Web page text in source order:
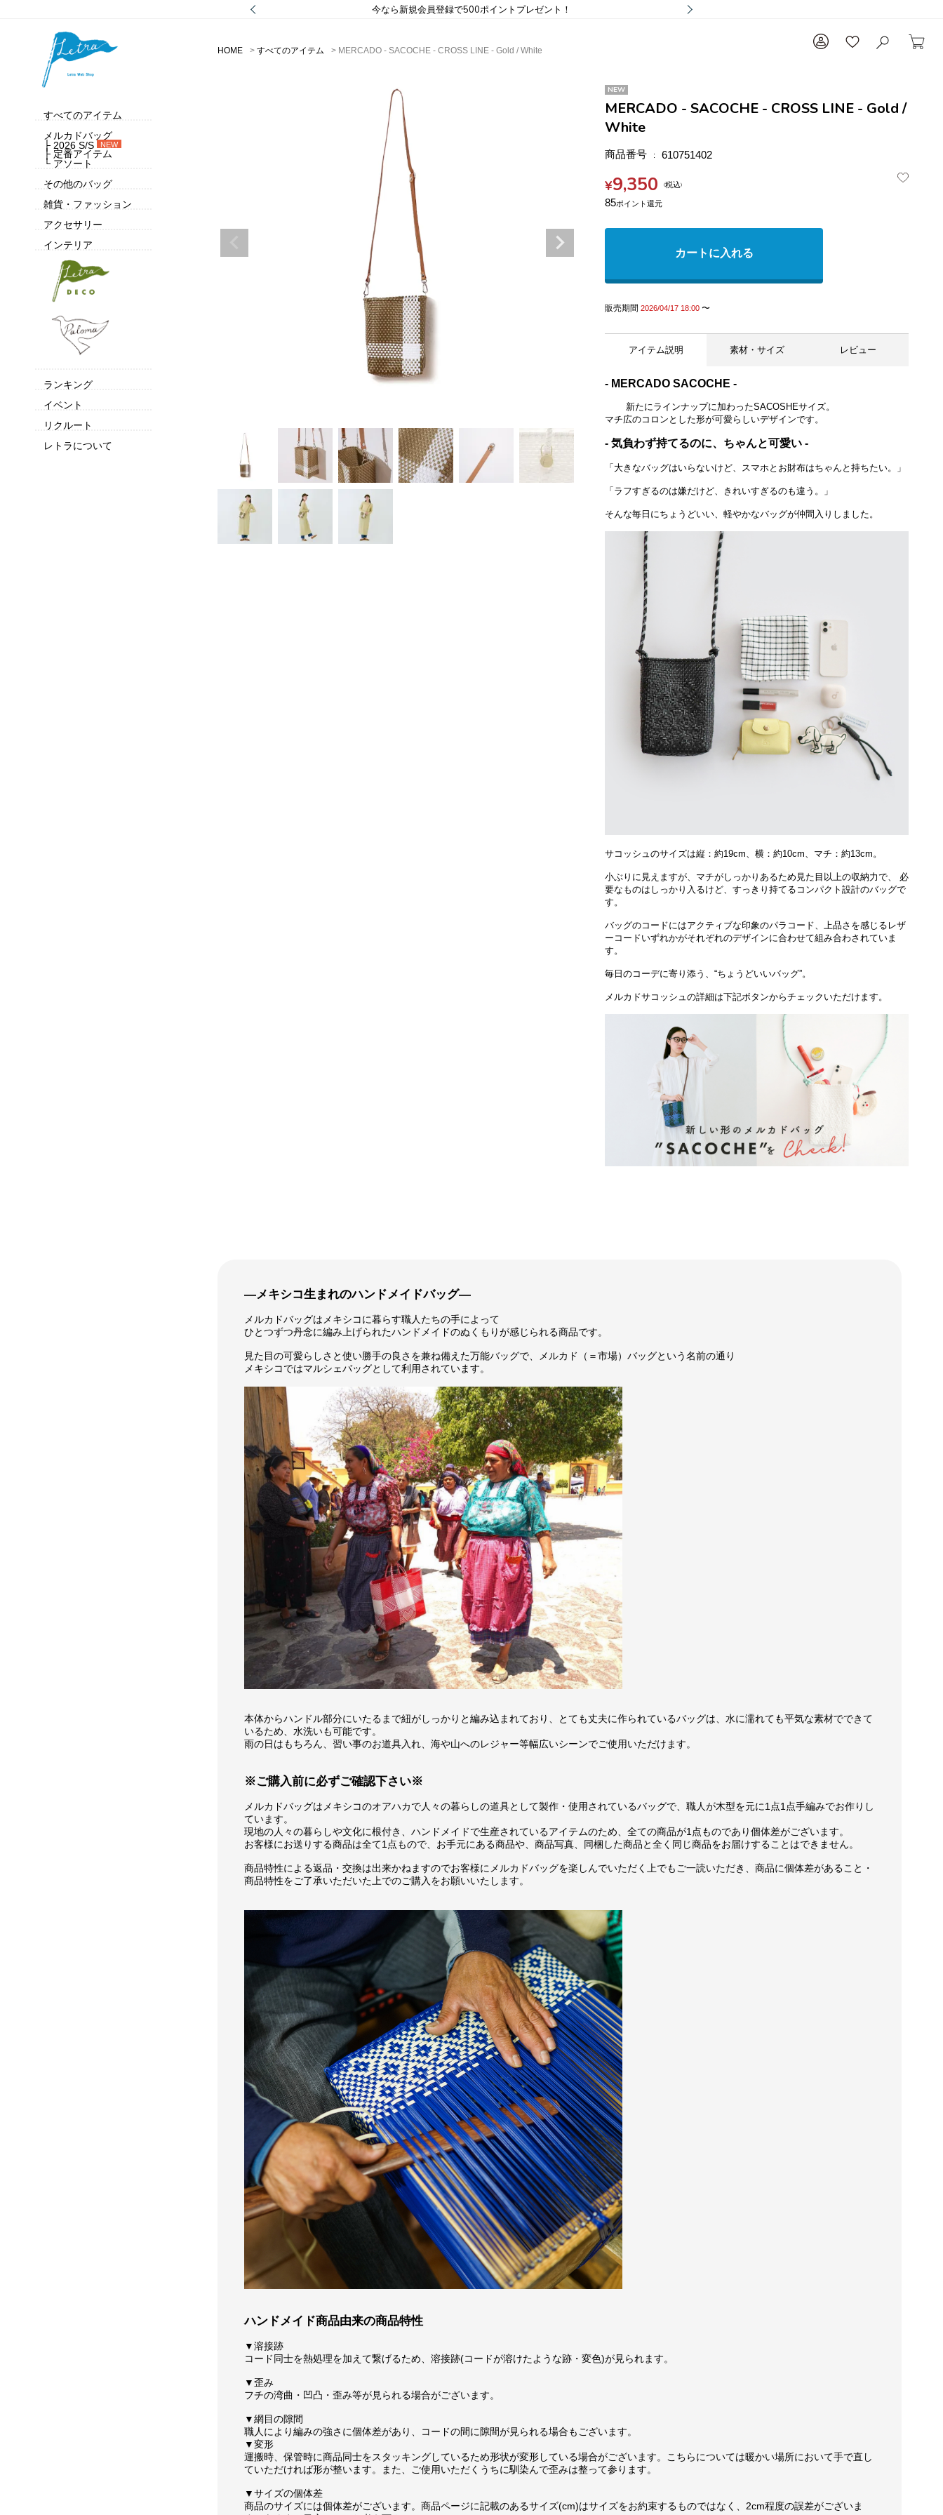
今なら新規会員登録で500ポイントプレゼント！
すべてのアイテム
メルカドバッグ
├ 2026 S/S
NEW
├ 定番アイテム
└ アソート
その他のバッグ
雑貨・ファッション
アクセサリー
インテリア
ランキング
イベント
リクルート
レトラについて
HOME すべてのアイテム MERCADO - SACOCHE - CROSS LINE - Gold / White
NEW
MERCADO - SACOCHE - CROSS LINE - Gold /
White
商品番号 610751402
¥9,350 税込
85
カートに入れる
販売期間 2026/04/17 18:00 〜
アイテム説明 素材・サイズ レビュー
- MERCADO SACOCHE -
新たにラインナップに加わったSACOSHEサイズ。
マチ広のコロンとした形が可愛らしいデザインです。
- 気負わず持てるのに、ちゃんと可愛い -
「大きなバッグはいらないけど、スマホとお財布はちゃんと持ちたい。」
「ラフすぎるのは嫌だけど、きれいすぎるのも違う。」
そんな毎日にちょうどいい、軽やかなバッグが仲間入りしました。
サコッシュのサイズは縦：約19cm、横：約10cm、マチ：約13cm。
小ぶりに見えますが、マチがしっかりあるため見た目以上の収納力で、 必
要なものはしっかり入るけど、すっきり持てるコンパクト設計のバッグで
す。
バッグのコードにはアクティブな印象のパラコード、上品さを感じるレザ
ーコードいずれかがそれぞれのデザインに合わせて組み合わされていま
す。
毎日のコーデに寄り添う、“ちょうどいいバッグ”。
メルカドサコッシュの詳細は下記ボタンからチェックいただけます。
―メキシコ生まれのハンドメイドバッグ―
メルカドバッグはメキシコに暮らす職人たちの手によって
ひとつずつ丹念に編み上げられたハンドメイドのぬくもりが感じられる商品です。
見た目の可愛らしさと使い勝手の良さを兼ね備えた万能バッグで、メルカド（＝市場）バッグという名前の通り
メキシコではマルシェバッグとして利用されています。
本体からハンドル部分にいたるまで紐がしっかりと編み込まれており、とても丈夫に作られているバッグは、水に濡れても平気な素材でできて
いるため、水洗いも可能です。
雨の日はもちろん、習い事のお道具入れ、海や山へのレジャー等幅広いシーンでご使用いただけます。
※ご購入前に必ずご確認下さい※
メルカドバッグはメキシコのオアハカで人々の暮らしの道具として製作・使用されているバッグで、職人が木型を元に1点1点手編みでお作りし
ています。
現地の人々の暮らしや文化に根付き、ハンドメイドで生産されているアイテムのため、全ての商品が1点ものであり個体差がございます。
お客様にお送りする商品は全て1点もので、お手元にある商品や、商品写真、同梱した商品と全く同じ商品をお届けすることはできません。
商品特性による返品・交換は出来かねますのでお客様にメルカドバッグを楽しんでいただく上でもご一読いただき、商品に個体差があること・
商品特性をご了承いただいた上でのご購入をお願いいたします。
ハンドメイド商品由来の商品特性
▼溶接跡
コード同士を熱処理を加えて繋げるため、溶接跡(コードが溶けたような跡・変色)が見られます。
▼歪み
フチの湾曲・凹凸・歪み等が見られる場合がございます。
▼網目の隙間
職人により編みの強さに個体差があり、コードの間に隙間が見られる場合もございます。
▼変形
運搬時、保管時に商品同士をスタッキングしているため形状が変形している場合がございます。こちらについては暖かい場所において手で直し
ていただければ形が整います。また、ご使用いただくうちに馴染んで歪みは整って参ります。
▼サイズの個体差
商品のサイズには個体差がございます。商品ページに記載のあるサイズ(cm)はサイズをお約束するものではなく、2cm程度の誤差がございま